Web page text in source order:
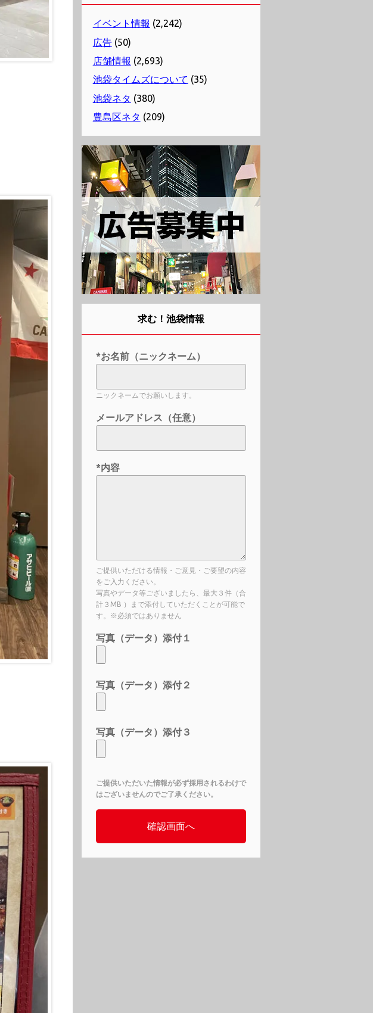
イベント情報 (2,242)
広告(50)
店舗情報 (2,693)
池袋タイムズについて (35)
池袋ネタ (380)
豊島区ネタ (209)
求む！池袋情報
*お名前（ニックネーム）
ニックネームでお願いします。
メールアドレス（任意）
*内容
ご提供いただける情報・ご意見・ご要望の内容
をご入力ください。
写真やデータ等ございましたら、最大３件（合
計３MB ）まで添付していただくことが可能で
す。※必須ではありません
写真（データ）添付１
写真（データ）添付２
写真（データ）添付３
ご提供いただいた情報が必ず採用されるわけで
はございませんのでご了承ください。